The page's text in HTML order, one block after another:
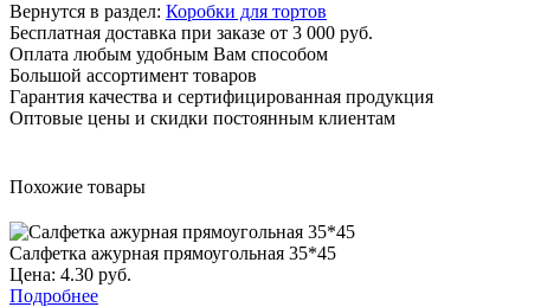
Вернутся в раздел: Коробки для тортов
Бесплатная доставка при заказе от 3 000 руб.
Оплата любым удобным Вам способом
Большой ассортимент товаров
Гарантия качества и сертифицированная продукция
Оптовые цены и скидки постоянным клиентам
Похожие товары
Салфетка ажурная прямоугольная 35*45
Цена: 4.30 руб.
Подробнее